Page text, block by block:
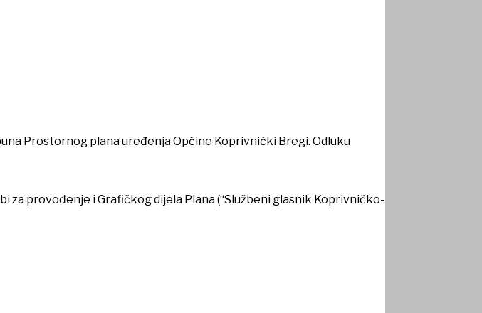
Prostornog plana uređenja Općine Koprivnički Bregi. Odluku
provođenje i Grafičkog dijela Plana (“Službeni glasnik Koprivničko-